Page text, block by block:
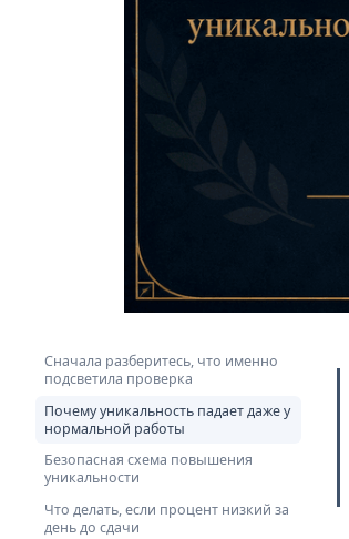
Сначала разберитесь, что именно
подсветила проверка
Почему уникальность падает даже у
нормальной работы
Безопасная схема повышения
уникальности
Что делать, если процент низкий за
день до сдачи